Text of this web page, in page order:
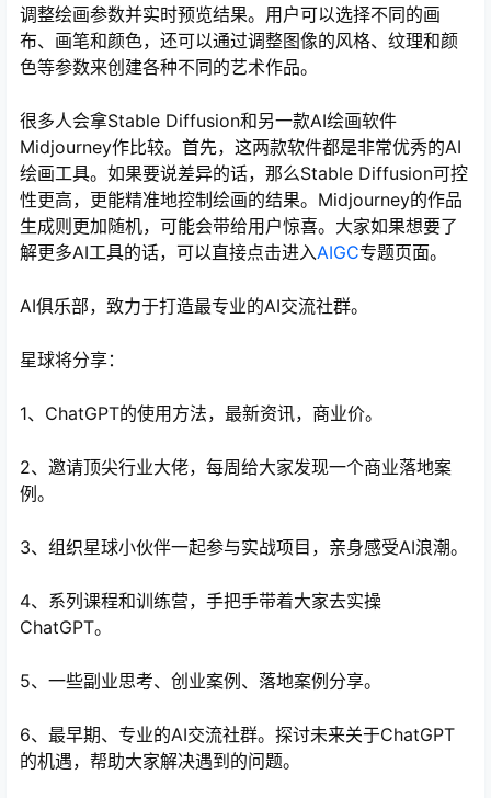
调整绘画参数并实时预览结果。用户可以选择不同的画
布、画笔和颜色，还可以通过调整图像的风格、纹理和颜
色等参数来创建各种不同的艺术作品。
很多人会拿Stable Diffusion和另一款AI绘画软件
Midjourney作比较。首先，这两款软件都是非常优秀的AI
绘画工具。如果要说差异的话，那么Stable Diffusion可控
性更高，更能精准地控制绘画的结果。Midjourney的作品
生成则更加随机，可能会带给用户惊喜。大家如果想要了
解更多AI工具的话，可以直接点击进入AIGC专题页面。
AI俱乐部，致力于打造最专业的AI交流社群。
星球将分享：
1、ChatGPT的使用方法，最新资讯，商业价。
2、邀请顶尖行业大佬，每周给大家发现一个商业落地案
例。
3、组织星球小伙伴一起参与实战项目，亲身感受AI浪潮。
4、系列课程和训练营，手把手带着大家去实操
ChatGPT。
5、一些副业思考、创业案例、落地案例分享。
6、最早期、专业的AI交流社群。探讨未来关于ChatGPT
的机遇，帮助大家解决遇到的问题。